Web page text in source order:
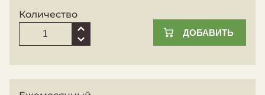
Количество
ДОБАВИТЬ